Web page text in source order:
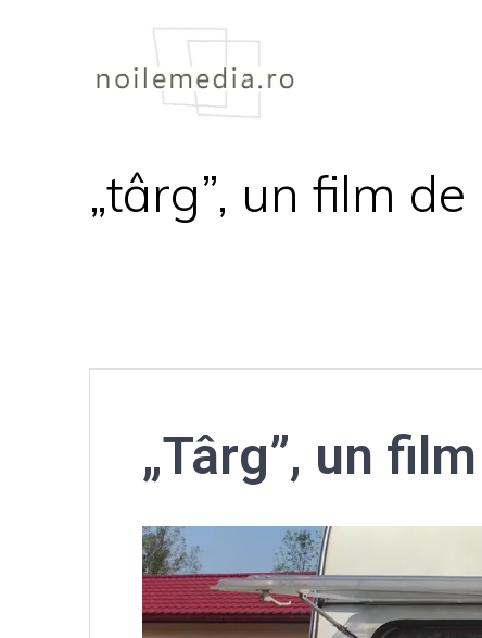
„târg”, un film
„Târg”, un